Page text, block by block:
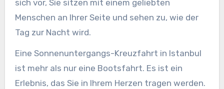
sich vor, Sie sitzen mit einem geliebten
Menschen an Ihrer Seite und sehen zu, wie der
Tag zur Nacht wird.
Eine Sonnenuntergangs-Kreuzfahrt in Istanbul
ist mehr als nur eine Bootsfahrt. Es ist ein
Erlebnis, das Sie in Ihrem Herzen tragen werden.